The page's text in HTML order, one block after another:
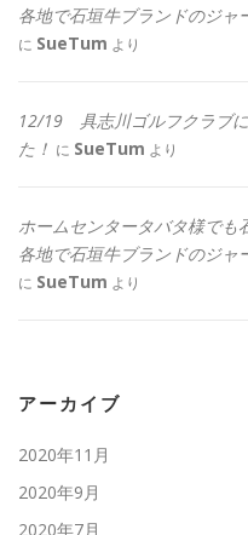
各地で石垣牛ブランドのジャ
に SueTum より
12/19 具志川ゴルフクラブ
た！ に SueTum より
ホームセンタータバタ様でも
各地で石垣牛ブランドのジャ
に SueTum より
アーカイブ
2020年11月
2020年9月
2020年7月